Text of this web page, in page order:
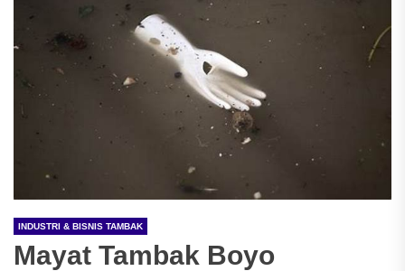
INDUSTRI & BISNIS TAMBAK
Mayat Tambak Boyo